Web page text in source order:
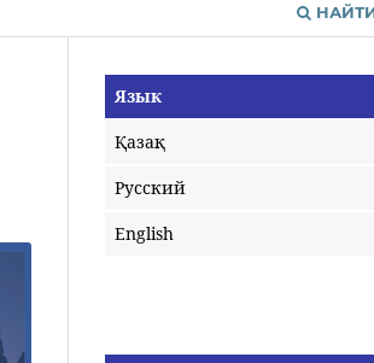
Язык
Қазақ
Русский
English